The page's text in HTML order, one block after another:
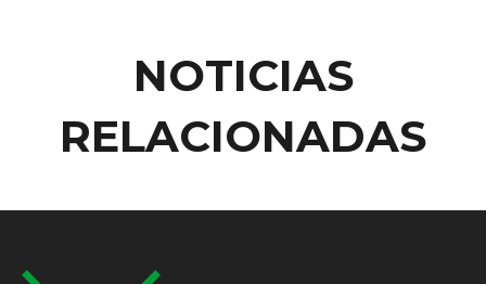
NOTICIAS
RELACIONADAS